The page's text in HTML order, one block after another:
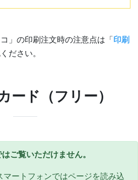
」の印刷注文時の注意点は「 印刷
ださい。
ード（フリー）
ご覧いただけません。
マートフォンではページを読み込